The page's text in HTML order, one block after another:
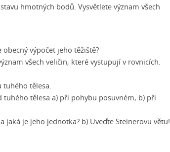
hmotných bodů. Vysvětlete význam všech
výpočet jeho těžiště?
všech veličin, které vystupují v rovnicích.
tuhého tělesa.
tělesa a) při pohybu posuvném, b) při
je jeho jednotka? b) Uveďte Steinerovu větu!